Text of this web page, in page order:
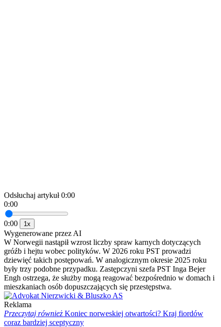
Odsłuchaj artykuł 0:00
0:00
0:00 1x
Wygenerowane przez AI
W Norwegii nastąpił wzrost liczby spraw karnych dotyczących
gróźb i hejtu wobec polityków. W 2026 roku PST prowadzi
dziewięć takich postępowań. W analogicznym okresie 2025 roku
były trzy podobne przypadku. Zastępczyni szefa PST Inga Bejer
Engh ostrzega, że służby mogą reagować bezpośrednio w domach i
mieszkaniach osób dopuszczających się przestępstwa.
Reklama
Przeczytaj również Koniec norweskiej otwartości? Kraj fiordów
coraz bardziej sceptyczny